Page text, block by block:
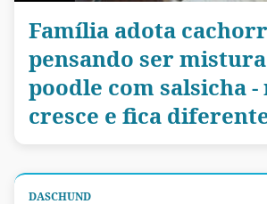
Família adota
pensando ser
poodle com salsicha -
cresce e fica
DASCHUND